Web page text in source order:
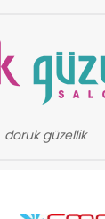
doruk güzellik